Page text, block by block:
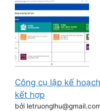
Công cụ lập kế
kết hợp
bởi